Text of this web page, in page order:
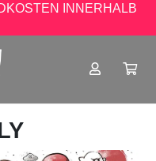
INNERHALB